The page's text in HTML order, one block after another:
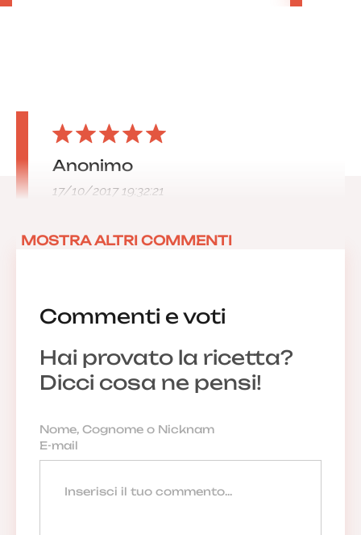
Commenti e voti
Hai provato la ricetta?
Dicci cosa ne pensi!
Anonimo
17/10/2017 19:32:21
MOSTRA ALTRI COMMENTI